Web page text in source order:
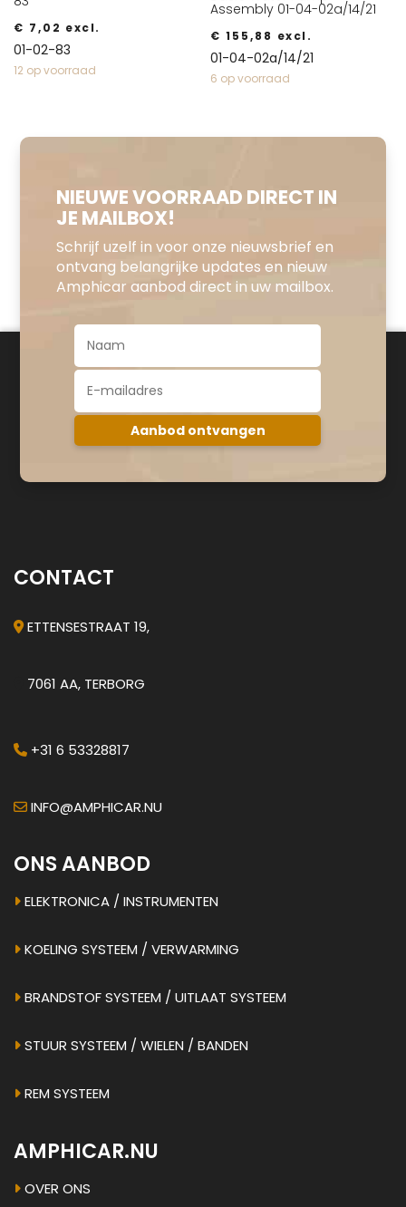
€ 7,02 excl.
01-02-83
12 op voorraad
Assembly 01-04-02a/14/21
€ 155,88 excl.
01-04-02a/14/21
6 op voorraad
NIEUWE VOORRAAD DIRECT IN
JE MAILBOX!
Schrijf uzelf in voor onze nieuwsbrief en
ontvang belangrijke updates en nieuw
Amphicar aanbod direct in uw mailbox.
CONTACT
ETTENSESTRAAT 19,
7061 AA, TERBORG
+31 6 53328817
INFO@AMPHICAR.NU
ONS AANBOD
ELEKTRONICA / INSTRUMENTEN
KOELING SYSTEEM / VERWARMING
BRANDSTOF SYSTEEM / UITLAAT SYSTEEM
STUUR SYSTEEM / WIELEN / BANDEN
REM SYSTEEM
AMPHICAR.NU
OVER ONS